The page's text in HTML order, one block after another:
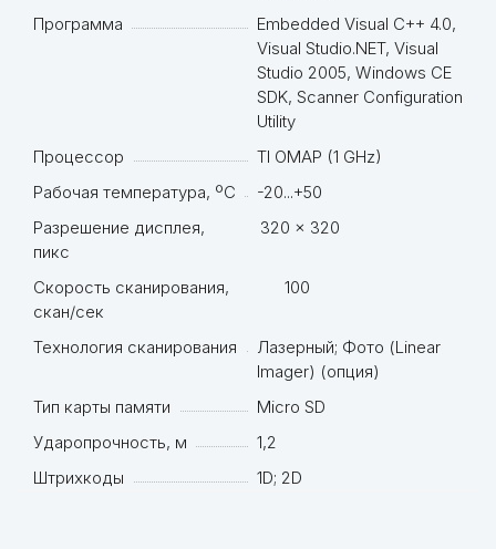
Программа
Embedded Visual C++ 4.0,
Visual Studio.NET, Visual
Studio 2005, Windows CE
SDK, Scanner Configuration
Utility
Процессор
TI OMAP (1 GHz)
Рабочая температура, ºC
-20...+50
Разрешение дисплея,
пикс
320 x 320
Скорость сканирования,
скан/сек
100
Технология сканирования
Лазерный; Фото (Linear
Imager) (опция)
Тип карты памяти
Micro SD
Ударопрочность, м
1,2
Штрихкоды
1D; 2D